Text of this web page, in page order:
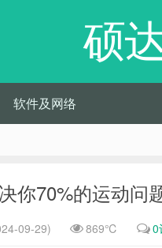
硕
软件及网络
你70%的运动问
09-29) 869℃ 0